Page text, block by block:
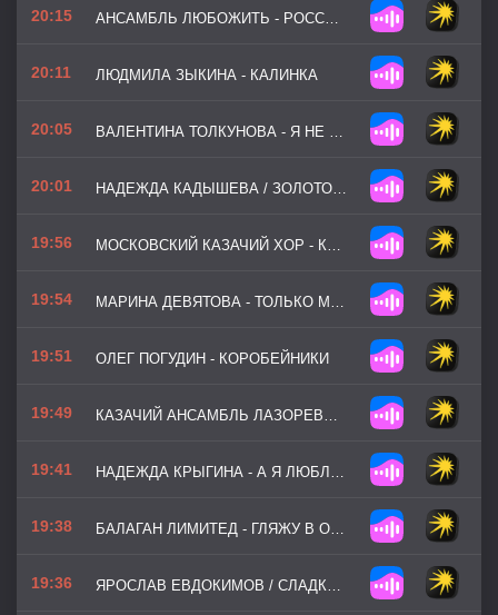
20:15 АНСАМБЛЬ ЛЮБОЖИТЬ - РОССИЯ МАТУШКА МОЯ
20:11 ЛЮДМИЛА ЗЫКИНА - КАЛИНКА
20:05 ВАЛЕНТИНА ТОЛКУНОВА - Я НЕ МОГУ ИНАЧЕ
20:01 НАДЕЖДА КАДЫШЕВА / ЗОЛОТОЕ КОЛЬЦО - РАСЦВЕЛА ПОД ОКОШКОМ БЕЛОСНЕЖНАЯ ВИШНЯ
19:56 МОСКОВСКИЙ КАЗАЧИЙ ХОР - КУКУШКА
19:54 МАРИНА ДЕВЯТОВА - ТОЛЬКО МНЕ ВСЁ КАЖЕТСЯ
19:51 ОЛЕГ ПОГУДИН - КОРОБЕЙНИКИ
19:49 КАЗАЧИЙ АНСАМБЛЬ ЛАЗОРЕВЫЙ ЦВЕТОК - УЖ ТЫ БАБОЧКА БАБЁНОЧКА
19:41 НАДЕЖДА КРЫГИНА - А Я ЛЮБЛЮ ЖЕНАТОГО
19:38 БАЛАГАН ЛИМИТЕД - ГЛЯЖУ В ОЗЁРА СИНИЕ
19:36 ЯРОСЛАВ ЕВДОКИМОВ / СЛАДКА ЯГОДА - СКАКАЛ КАЗАК ЧЕРЕЗ ДОЛИНУ